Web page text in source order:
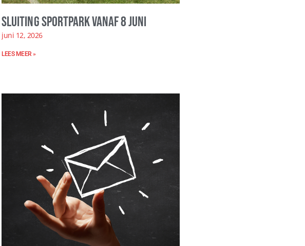
Sluiting sportpark vanaf 8 juni
juni 12, 2026
LEES MEER »